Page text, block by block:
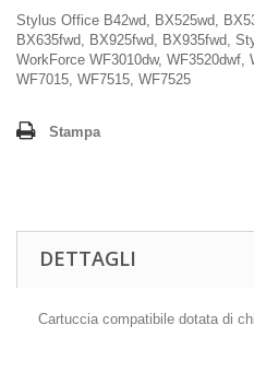
Stylus Office B42wd, BX525wd,
BX635fwd, BX925fwd, BX935fwd,
WorkForce WF3010dw, WF3520dwf,
WF7015, WF7515, WF7525
Stampa
DETTAGLI
Cartuccia compatibile dotata di